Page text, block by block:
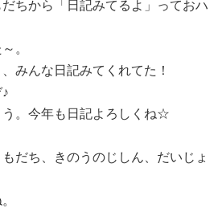
ちから「日記みてるよ」っておハ
。
みんな日記みてくれてた！
。今年も日記よろしくね☆
だち、きのうのじしん、だいじょ